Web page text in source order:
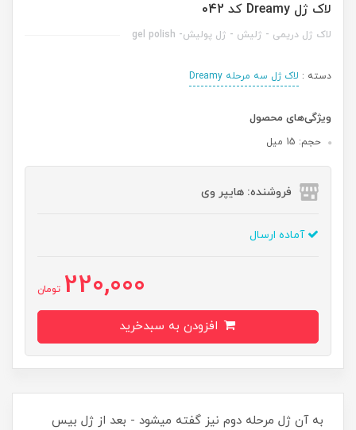
لاک ژل Dreamy کد 042
لاک ژل دریمی - ژلیش - ژل پولیش- gel polish
دسته : لاک ژل سه مرحله Dreamy
ویژگی‌های محصول
حجم: 15 میل
فروشنده: هایپر وی
آماده ارسال
220,000 تومان
به آن ژل مرحله دوم نيز گفته ميشود - بعد از ژل بيس